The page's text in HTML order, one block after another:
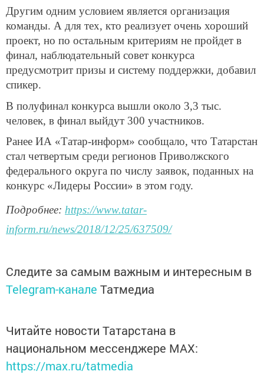
Другим одним условием является организация
команды. А для тех, кто реализует очень хороший
проект, но по остальным критериям не пройдет в
финал, наблюдательный совет конкурса
предусмотрит призы и систему поддержки, добавил
спикер.
В полуфинал конкурса вышли около 3,3 тыс.
человек, в финал выйдут 300 участников.
Ранее ИА «Татар-информ» сообщало, что Татарстан
стал четвертым среди регионов Приволжского
федерального округа по числу заявок, поданных на
конкурс «Лидеры России» в этом году.
Подробнее: https://www.tatar-
inform.ru/news/2018/12/25/637509/
Следите за самым важным и интересным в
Telegram-канале Татмедиа
Читайте новости Татарстана в
национальном мессенджере MАХ:
https://max.ru/tatmedia